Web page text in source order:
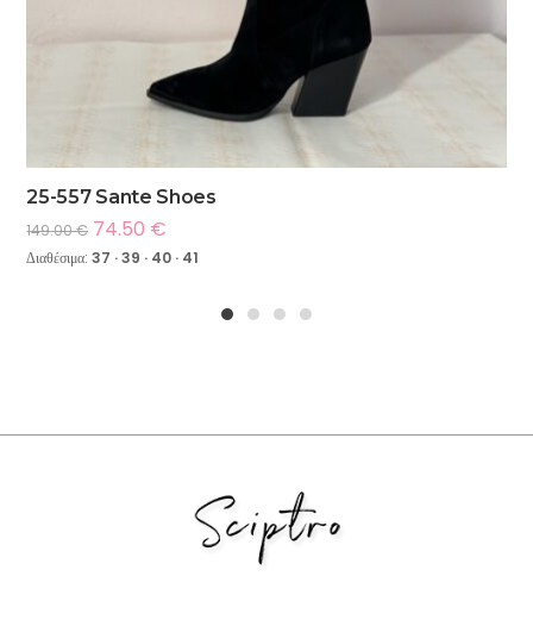
25-557 Sante Shoes
149.00€ 74.50 €
Διαθέσιμα:37 · 39 · 40 · 41